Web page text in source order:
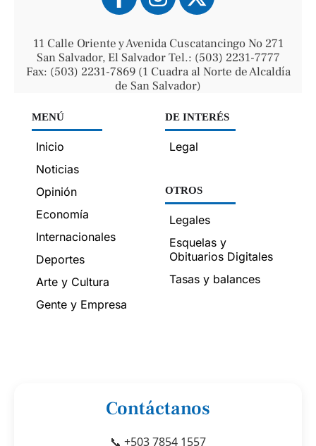
11 Calle Oriente y Avenida Cuscatancingo No 271
San Salvador, El Salvador Tel.: (503) 2231-7777
Fax: (503) 2231-7869 (1 Cuadra al Norte de Alcaldía
de San Salvador)
MENÚ
Inicio
Noticias
Opinión
Economía
Internacionales
Deportes
Arte y Cultura
Gente y Empresa
DE INTERÉS
Legal
OTROS
Legales
Esquelas y
Obituarios Digitales
Tasas y balances
Contáctanos
📞 +503 7854 1557